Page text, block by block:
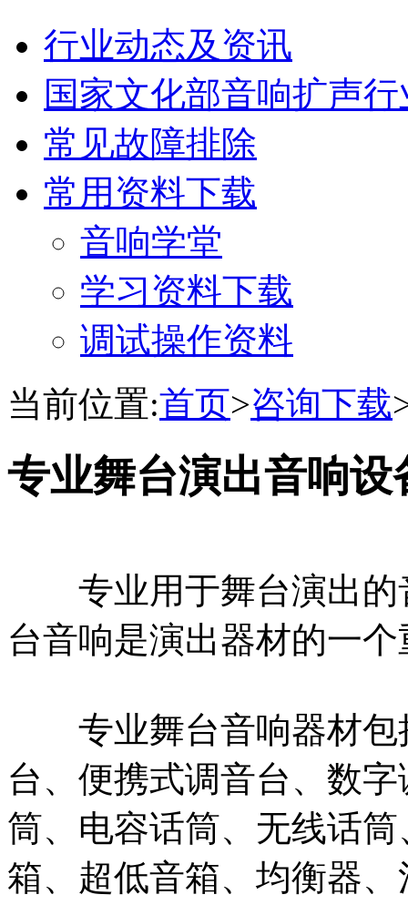
行业动态及资讯
国家文化部音响扩声
常见故障排除
常用资料下载
音响学堂
学习资料下载
调试操作资料
当前位置:首页>咨询下载
专业舞台演出音响设
专业用于舞台演出的
台音响是演出器材的一
专业舞台音响器材包
台、便携式调音台、数
筒、电容话筒、无线话
箱、超低音箱、均衡器